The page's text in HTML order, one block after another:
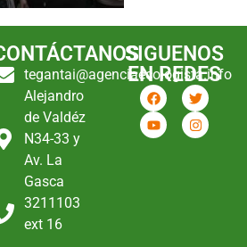
tegantai@agenciaecologista.info
Alejandro
de Valdéz
N34-33 y
Av. La
Gasca
3211103
ext 16
SIGUENOS
EN REDES